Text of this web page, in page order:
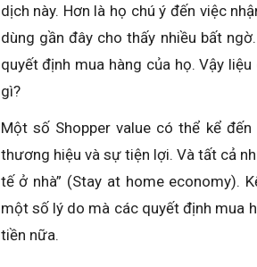
dịch này. Hơn là họ chú ý đến việc
dùng gần đây cho thấy nhiều bất
quyết định mua hàng của họ. Vậy
gì?
Một số Shopper value có thể kể
thương hiệu và sự tiện lợi. Và tất cả
tế ở nhà” (Stay at home economy).
một số lý do mà các quyết định mua
tiền nữa.